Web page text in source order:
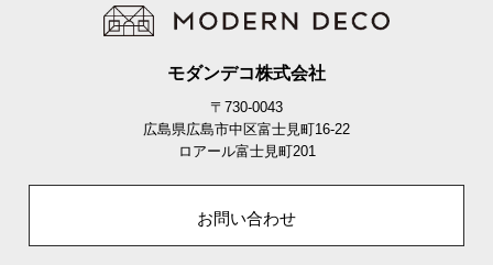
ロータイプ
モダンデコ株式会社
〒730-0043
広島県広島市中区富士見町16-22
ロアール富士見町201
お問い合わせ